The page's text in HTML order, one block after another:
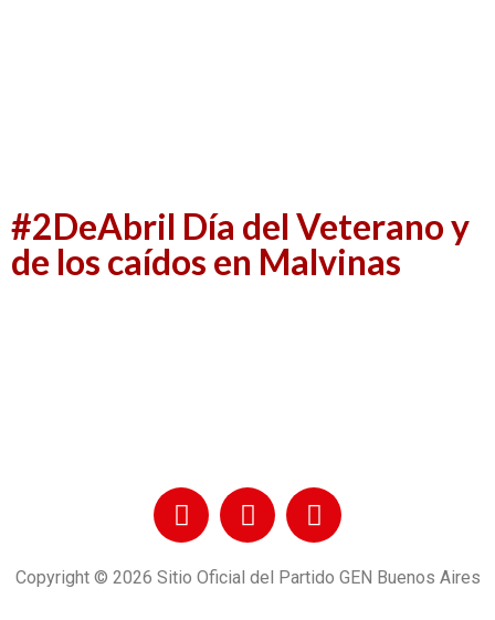
#2DeAbril Día del Veterano y
de los caídos en Malvinas
Copyright © 2026 Sitio Oficial del Partido GEN Buenos Aires